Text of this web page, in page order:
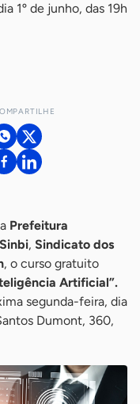
1º de junho, das 19h
Prefeitura
Sinbi, Sindicato dos
, o curso gratuito
Artificial”.
segunda-feira, dia
Dumont, 360,